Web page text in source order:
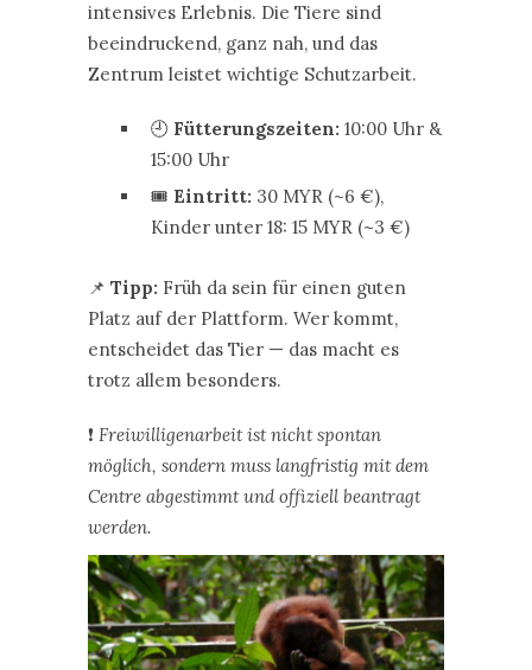
intensives Erlebnis. Die Tiere sind
beeindruckend, ganz nah, und das
Zentrum leistet wichtige Schutzarbeit.
🕘 Fütterungszeiten: 10:00 Uhr &
15:00 Uhr
🎟️ Eintritt: 30 MYR (~6 €),
Kinder unter 18: 15 MYR (~3 €)
📌 Tipp: Früh da sein für einen guten
Platz auf der Plattform. Wer kommt,
entscheidet das Tier — das macht es
trotz allem besonders.
❗ Freiwilligenarbeit ist nicht spontan
möglich, sondern muss langfristig mit dem
Centre abgestimmt und offiziell beantragt
werden.